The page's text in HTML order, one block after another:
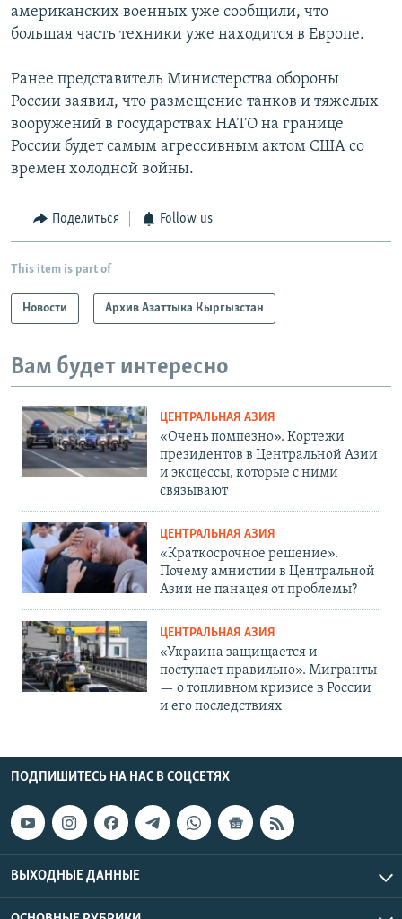
американских военных уже сообщили, что
большая часть техники уже находится в Европе.
Ранее представитель Министерства обороны
России заявил, что размещение танков и тяжелых
вооружений в государствах НАТО на границе
России будет самым агрессивным актом США со
времен холодной войны.
Поделиться Follow us
This item is part of
Новости Архив Азаттыка Кыргызстан
Вам будет интересно
ЦЕНТРАЛЬНАЯ АЗИЯ
«Очень помпезно». Кортежи
президентов в Центральной Азии
и эксцессы, которые с ними
связывают
ЦЕНТРАЛЬНАЯ АЗИЯ
«Краткосрочное решение».
Почему амнистии в Центральной
Азии не панацея от проблемы?
ЦЕНТРАЛЬНАЯ АЗИЯ
«Украина защищается и
поступает правильно». Мигранты
— о топливном кризисе в России
и его последствиях
ПОДПИШИТЕСЬ НА НАС В СОЦСЕТЯХ
ВЫХОДНЫЕ ДАННЫЕ